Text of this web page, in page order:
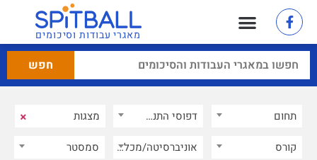
מאגרי עבודות וסיכומים
תחום דפוסי התנהגות ×
קורס אוניברסיטה/מכללה סמסטר